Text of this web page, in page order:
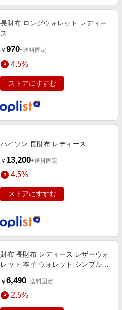
長財布 ロングウォレット レディー
ス
￥ 970+送料固定
4.5%
ストアにすすむ
パイソン 長財布 レディース
￥ 13,200+送料固定
4.5%
ストアにすすむ
財布 長財布 レディース レザーウォ
レット 本革 ウォレット シンプル
￥ 6,490+送料固定
2.5%